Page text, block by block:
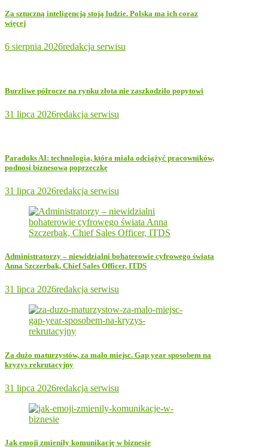
Za sztuczną inteligencją stoją ludzie. Polska ma ich coraz
więcej
6 sierpnia 2026redakcja serwisu
Burzliwe półrocze na rynku złota nie zaszkodziło popytowi
31 lipca 2026redakcja serwisu
Paradoks AI: technologia, która miała odciążyć pracowników,
podnosi biznesową poprzeczkę
31 lipca 2026redakcja serwisu
Administratorzy – niewidzialni bohaterowie cyfrowego świata
Anna Szczerbak, Chief Sales Officer, ITDS
31 lipca 2026redakcja serwisu
Za dużo maturzystów, za mało miejsc. Gap year sposobem na
kryzys rekrutacyjny
31 lipca 2026redakcja serwisu
Jak emoji zmieniły komunikację w biznesie